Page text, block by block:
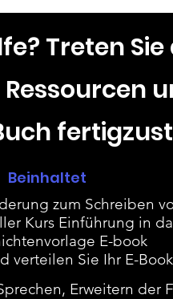
Treten
Beinhaltet
zum Schreiben
Kurs Einführung in
E-book
verteilen Sie Ihr E-
Erweitern der